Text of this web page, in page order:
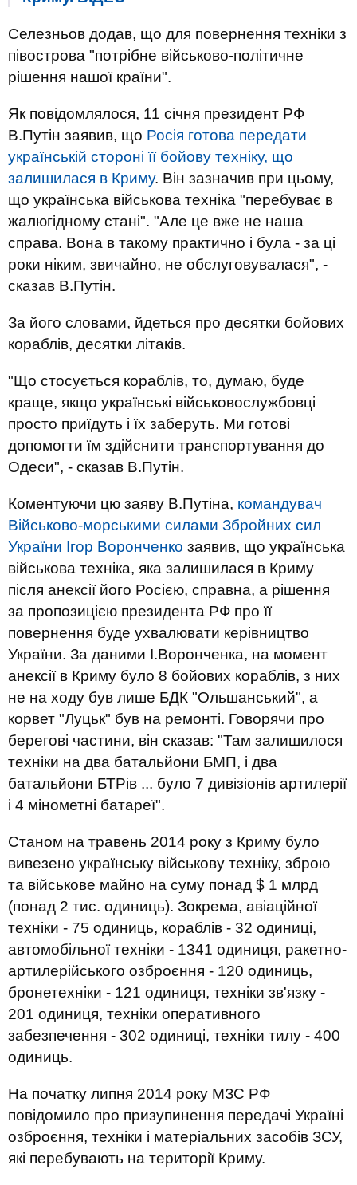
Селезньов додав, що для повернення техніки з
півострова "потрібне військово-політичне
рішення нашої країни".
Як повідомлялося, 11 січня президент РФ
В.Путін заявив, що Росія готова передати
українській стороні її бойову техніку, що
залишилася в Криму. Він зазначив при цьому,
що українська військова техніка "перебуває в
жалюгідному стані". "Але це вже не наша
справа. Вона в такому практично і була - за ці
роки ніким, звичайно, не обслуговувалася", -
сказав В.Путін.
За його словами, йдеться про десятки бойових
кораблів, десятки літаків.
"Що стосується кораблів, то, думаю, буде
краще, якщо українські військовослужбовці
просто приїдуть і їх заберуть. Ми готові
допомогти їм здійснити транспортування до
Одеси", - сказав В.Путін.
Коментуючи цю заяву В.Путіна, командувач
Військово-морськими силами Збройних сил
України Ігор Воронченко заявив, що українська
військова техніка, яка залишилася в Криму
після анексії його Росією, справна, а рішення
за пропозицією президента РФ про її
повернення буде ухвалювати керівництво
України. За даними І.Воронченка, на момент
анексії в Криму було 8 бойових кораблів, з них
не на ходу був лише БДК "Ольшанський", а
корвет "Луцьк" був на ремонті. Говорячи про
берегові частини, він сказав: "Там залишилося
техніки на два батальйони БМП, і два
батальйони БТРів ... було 7 дивізіонів артилерії
і 4 мінометні батареї".
Станом на травень 2014 року з Криму було
вивезено українську військову техніку, зброю
та військове майно на суму понад $ 1 млрд
(понад 2 тис. одиниць). Зокрема, авіаційної
техніки - 75 одиниць, кораблів - 32 одиниці,
автомобільної техніки - 1341 одиниця, ракетно-
артилерійського озброєння - 120 одиниць,
бронетехніки - 121 одиниця, техніки зв'язку -
201 одиниця, техніки оперативного
забезпечення - 302 одиниці, техніки тилу - 400
одиниць.
На початку липня 2014 року МЗС РФ
повідомило про призупинення передачі Україні
озброєння, техніки і матеріальних засобів ЗСУ,
які перебувають на території Криму.